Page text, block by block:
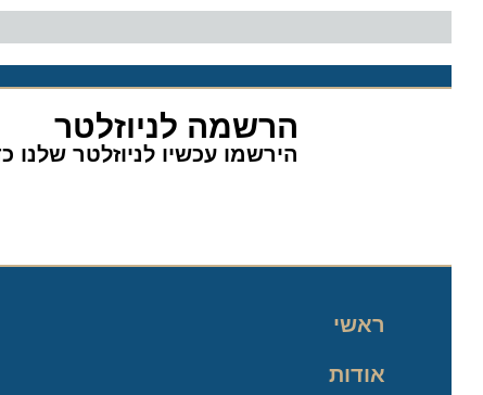
הרשמה לניוזלטר
הירשמו עכשיו לניוזלטר שלנו
ראשי
אודות